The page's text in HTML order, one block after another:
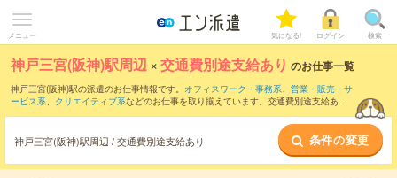
メニュー 気になる! ログイン 検索
神戸三宮(阪神)駅周辺 ×交通費別途支給あり のお仕事一覧
神戸三宮(阪神)駅の派遣のお仕事情報です。 オフィスワーク・事務系、 営業・販売・サ
ービス系、 クリエイティブ系などのお仕事を取り揃えています。交通費別途支給あり
神戸三宮(阪神)駅周辺 / 交通費別途支給あり 条件の変更